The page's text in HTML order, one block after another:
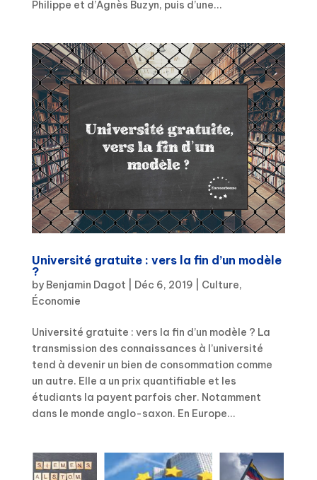
Philippe et d’Agnès Buzyn, puis d’une...
Université gratuite : vers la fin d’un modèle
?
by Benjamin Dagot Déc 6, 2019 Culture,
Économie
Université gratuite : vers la fin d’un modèle ? La
transmission des connaissances à l’université
tend à devenir un bien de consommation comme
un autre. Elle a un prix quantifiable et les
étudiants la payent parfois cher. Notamment
dans le monde anglo-saxon. En Europe...